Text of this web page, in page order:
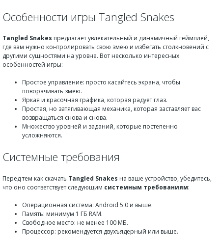
Особенности игры Tangled Snakes
Tangled Snakes предлагает увлекательный и динамичный геймплей,
где вам нужно контролировать свою змею и избегать столкновений с
другими сущностями на уровне. Вот несколько интересных
особенностей игры:
Простое управление: просто касайтесь экрана, чтобы
поворачивать змею.
Яркая и красочная графика, которая радует глаз.
Простая, но затягивающая механика, которая заставляет вас
возвращаться снова и снова.
Множество уровней и заданий, которые постепенно
усложняются.
Системные требования
Перед тем как скачать Tangled Snakes на ваше устройство, убедитесь,
что оно соответствует следующим системным требованиям:
Операционная система: Android 5.0 и выше.
Память: минимум 1 ГБ RAM.
Свободное место: не менее 100 МБ.
Процессор: рекомендуется двухъядерный или выше.